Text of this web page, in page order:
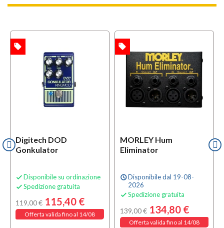
Digitech DOD
Gonkulator
 Disponibile su ordinazione
 Spedizione gratuita
119,00 € 115,40 €
Offerta valida fino al 14/08
local_offer
MORLEY Hum
Eliminator
scheduleDisponibile dal 19-08-
2026
 Spedizione gratuita
139,00 € 134,80 €
Offerta valida fino al 14/08
local_offer